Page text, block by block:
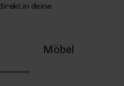
in deine
Möbel